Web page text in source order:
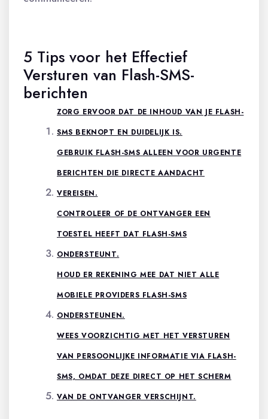
5 Tips voor het Effectief
Versturen van Flash-SMS-
berichten
ZORG ERVOOR DAT DE INHOUD VAN JE FLASH-
SMS BEKNOPT EN DUIDELIJK IS.
GEBRUIK FLASH-SMS ALLEEN VOOR URGENTE
BERICHTEN DIE DIRECTE AANDACHT
VEREISEN.
CONTROLEER OF DE ONTVANGER EEN
TOESTEL HEEFT DAT FLASH-SMS
ONDERSTEUNT.
HOUD ER REKENING MEE DAT NIET ALLE
MOBIELE PROVIDERS FLASH-SMS
ONDERSTEUNEN.
WEES VOORZICHTIG MET HET VERSTUREN
VAN PERSOONLIJKE INFORMATIE VIA FLASH-
SMS, OMDAT DEZE DIRECT OP HET SCHERM
VAN DE ONTVANGER VERSCHIJNT.